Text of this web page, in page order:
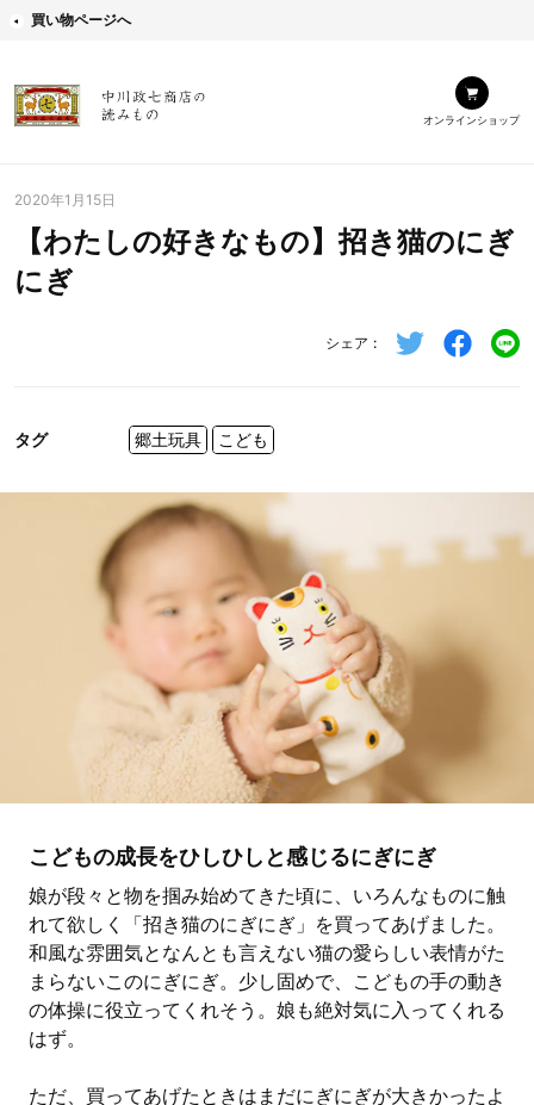
買い物ページへ
オンラインショップ
2020年1月15日
【わたしの好きなもの】招き猫のにぎ
にぎ
シェア
タグ 郷土玩具 こども
こどもの成長をひしひしと感じるにぎにぎ
娘が段々と物を掴み始めてきた頃に、いろんなものに触
れて欲しく「招き猫のにぎにぎ」を買ってあげました。
和風な雰囲気となんとも言えない猫の愛らしい表情がた
まらないこのにぎにぎ。少し固めで、こどもの手の動き
の体操に役立ってくれそう。娘も絶対気に入ってくれる
はず。
ただ、買ってあげたときはまだにぎにぎが大きかったよ